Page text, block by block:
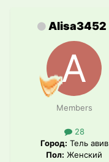
Alisa3452
Members
28
Город: Тель авив
Пол: Женский